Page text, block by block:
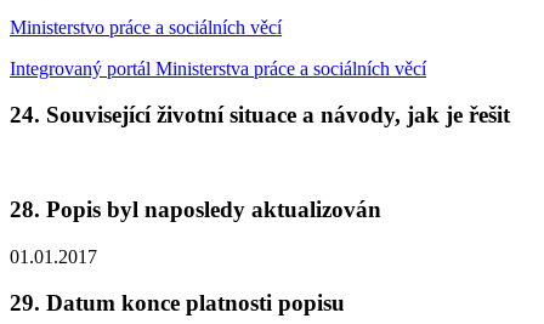
Ministerstvo práce a sociálních věcí
Integrovaný portál Ministerstva práce a sociálních věcí
24. Související životní situace a návody, jak je řešit
28. Popis byl naposledy aktualizován
01.01.2017
29. Datum konce platnosti popisu